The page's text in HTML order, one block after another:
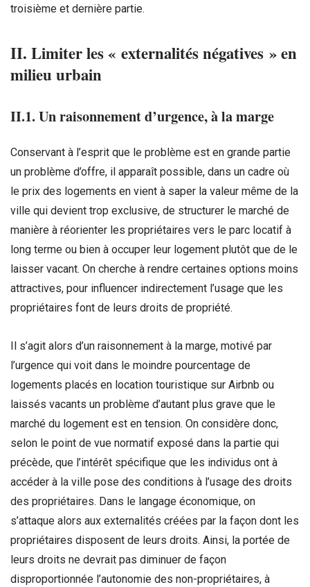
troisième et dernière partie.
II. Limiter les « externalités négatives » en
milieu urbain
II.1. Un raisonnement d’urgence, à la marge
Conservant à l’esprit que le problème est en grande partie
un problème d’offre, il apparaît possible, dans un cadre où
le prix des logements en vient à saper la valeur même de la
ville qui devient trop exclusive, de structurer le marché de
manière à réorienter les propriétaires vers le parc locatif à
long terme ou bien à occuper leur logement plutôt que de le
laisser vacant. On cherche à rendre certaines options moins
attractives, pour influencer indirectement l’usage que les
propriétaires font de leurs droits de propriété.
Il s’agit alors d’un raisonnement à la marge, motivé par
l’urgence qui voit dans le moindre pourcentage de
logements placés en location touristique sur Airbnb ou
laissés vacants un problème d’autant plus grave que le
marché du logement est en tension. On considère donc,
selon le point de vue normatif exposé dans la partie qui
précède, que l’intérêt spécifique que les individus ont à
accéder à la ville pose des conditions à l’usage des droits
des propriétaires. Dans le langage économique, on
s’attaque alors aux externalités créées par la façon dont les
propriétaires disposent de leurs droits. Ainsi, la portée de
leurs droits ne devrait pas diminuer de façon
disproportionnée l’autonomie des non-propriétaires, à